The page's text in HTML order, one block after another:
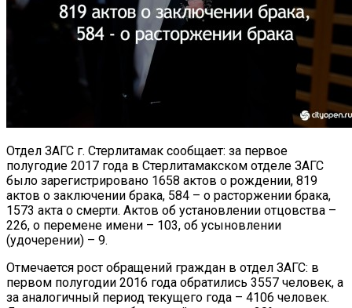
Отдел ЗАГС г. Стерлитамак сообщает: за первое
полугодие 2017 года в Стерлитамакском отделе ЗАГС
было зарегистрировано 1658 актов о рождении, 819
актов о заключении брака, 584 – о расторжении брака,
1573 акта о смерти. Актов об установлении отцовства –
226, о перемене имени – 103, об усыновлении
(удочерении) – 9.
Отмечается рост обращений граждан в отдел ЗАГС: в
первом полугодии 2016 года обратились 3557 человек, а
за аналогичный период текущего года – 4106 человек.